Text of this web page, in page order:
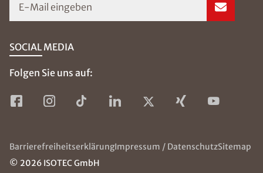
E-Mail eingeben
SOCIAL MEDIA
Folgen Sie uns auf:
BarrierefreiheitserklärungImpressum / DatenschutzSitemap
© 2026 ISOTEC GmbH